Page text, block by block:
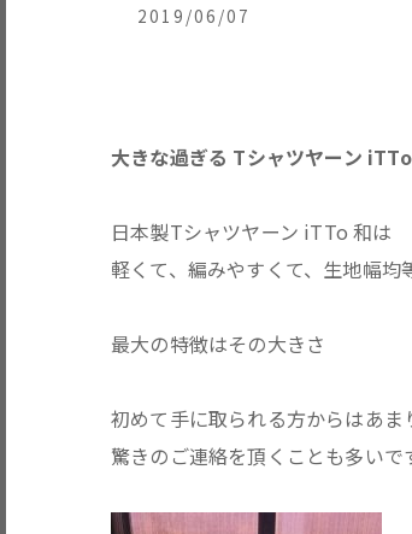
2019/06/07
大きな過ぎる Tシャツヤーン
日本製Tシャツヤーン iTTo 和は
軽くて、編みやすくて、生地幅均
最大の特徴はその大きさ
初めて手に取られる方からはあま
驚きのご連絡を頂くことも多いで